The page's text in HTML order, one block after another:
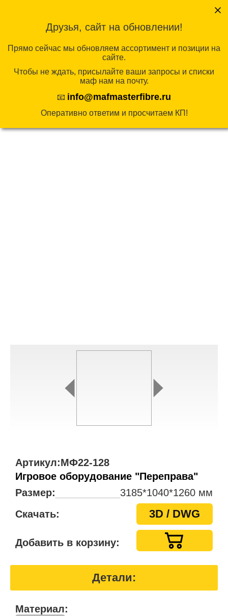
содержимому
КАТАЛОГ
Спортивные площадки/
Спортивные
/ Игровое оборудование «Переправа»
Артикул:МФ22-128
Игровое оборудование "Переправа"
Размер:
3185*1040*1260 мм
Скачать:
3D / DWG
Добавить в корзину:
Детали:
Материал:
Друзья, сайт на обновлении!
Прямо сейчас мы обновляем ассортимент и позиции на
сайте.
Чтобы не ждать, присылайте ваши запросы и списки
маф нам на почту.
📧 info@mafmasterfibre.ru
Оперативно ответим и просчитаем КП!